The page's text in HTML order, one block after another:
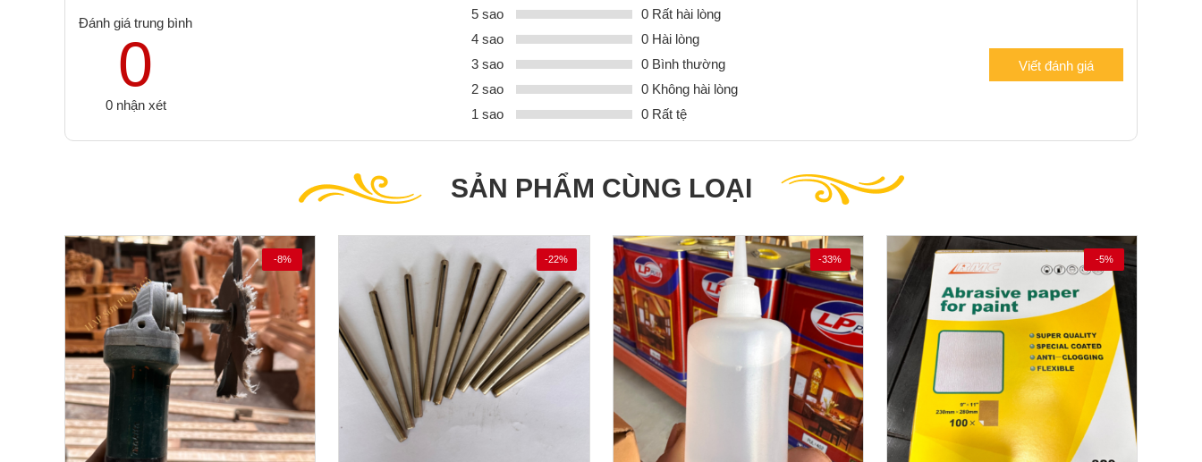
Đánh giá trung bình
0
0 nhận xét
5 sao
0 Rất hài lòng
4 sao
0 Hài lòng
3 sao
0 Bình thường
2 sao
0 Không hài lòng
1 sao
0 Rất tệ
Viết đánh giá
SẢN PHẨM CÙNG LOẠI
-8% -22% -33% -5%